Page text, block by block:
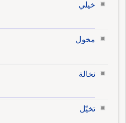
خيلي
مخول
نخالة
تخيّل